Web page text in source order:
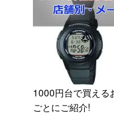
1000円台で買える
ごとにご紹介!